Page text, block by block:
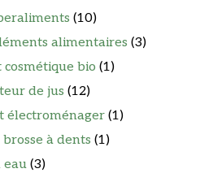
(10)
alimentaires (3)
bio (1)
de jus (12)
électroménager (1)
à dents (1)
eau (3)